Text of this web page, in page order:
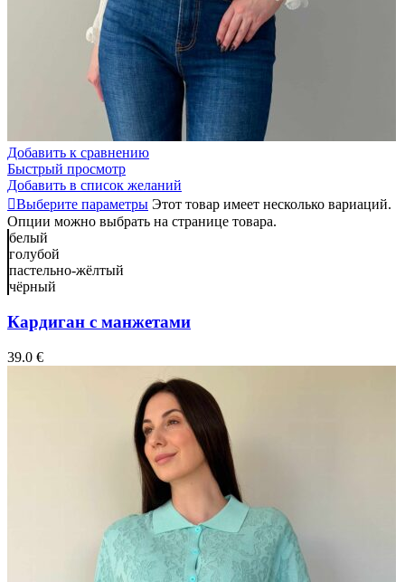
Добавить к сравнению
Быстрый просмотр
Добавить в список желаний
Выберите параметры Этот товар имеет несколько вариаций.
Опции можно выбрать на странице товара.
белый
голубой
пастельно-жёлтый
чёрный
Кардиган с манжетами
39.0 €